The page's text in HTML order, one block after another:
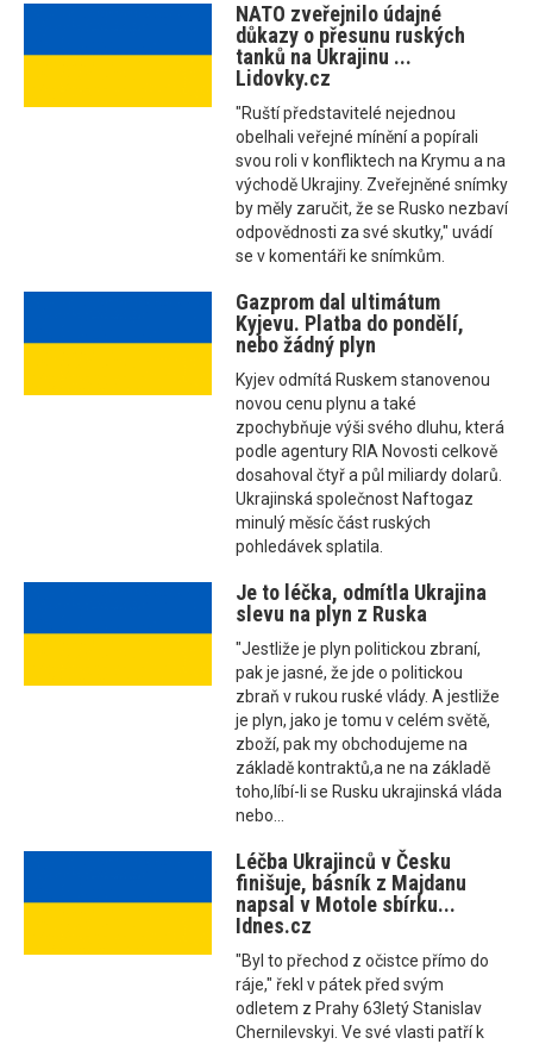
NATO zveřejnilo údajné
důkazy o přesunu ruských
tanků na Ukrajinu ...
Lidovky.cz
"Ruští představitelé nejednou
obelhali veřejné mínění a popírali
svou roli v konfliktech na Krymu a na
východě Ukrajiny. Zveřejněné snímky
by měly zaručit, že se Rusko nezbaví
odpovědnosti za své skutky," uvádí
se v komentáři ke snímkům.
Gazprom dal ultimátum
Kyjevu. Platba do pondělí,
nebo žádný plyn
Kyjev odmítá Ruskem stanovenou
novou cenu plynu a také
zpochybňuje výši svého dluhu, která
podle agentury RIA Novosti celkově
dosahoval čtyř a půl miliardy dolarů.
Ukrajinská společnost Naftogaz
minulý měsíc část ruských
pohledávek splatila.
Je to léčka, odmítla Ukrajina
slevu na plyn z Ruska
"Jestliže je plyn politickou zbraní,
pak je jasné, že jde o politickou
zbraň v rukou ruské vlády. A jestliže
je plyn, jako je tomu v celém světě,
zboží, pak my obchodujeme na
základě kontraktů,a ne na základě
toho,líbí-li se Rusku ukrajinská vláda
nebo...
Léčba Ukrajinců v Česku
finišuje, básník z Majdanu
napsal v Motole sbírku...
Idnes.cz
"Byl to přechod z očistce přímo do
ráje," řekl v pátek před svým
odletem z Prahy 63letý Stanislav
Chernilevskyi. Ve své vlasti patří k